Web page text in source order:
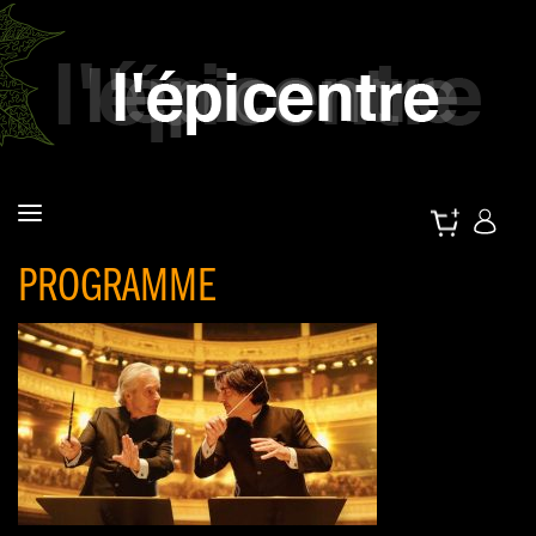
PROGRAMME